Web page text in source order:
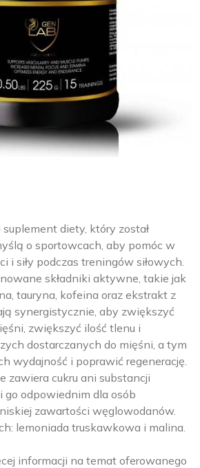
diety, który został
o sportowcach, aby pomóc w
i siły podczas treningów siłowych.
składniki aktywne, takie jak
tauryna, kofeina oraz ekstrakt z
synergistycznie, aby zwiększyć
zwiększyć ilość tlenu i
dostarczanych do mięśni, a tym
wydajność i poprawić regenerację.
zawiera cukru ani substancji
go odpowiednim dla osób
zawartości węglowodanów.
lemoniada truskawkowa i malina.
informacji na temat oferowanego